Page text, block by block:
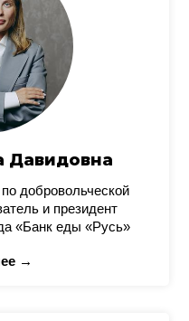
Давидовна
добровольческой
и президент
«Банк еды «Русь»
→